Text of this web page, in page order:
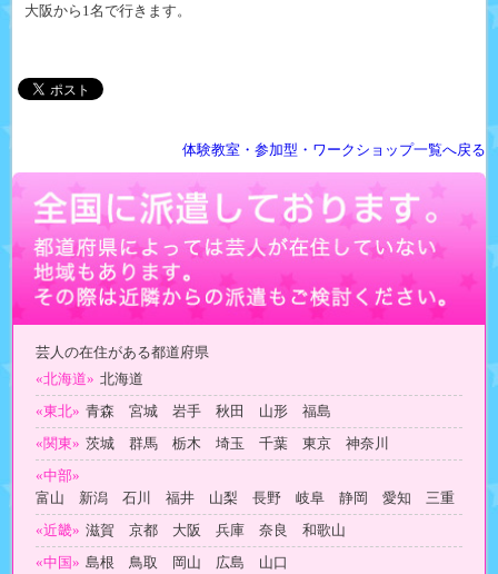
大阪から1名で行きます。
体験教室・参加型・ワークショップ一覧へ戻る
芸人の在住がある都道府県
«北海道» 北海道
«東北» 青森 宮城 岩手 秋田 山形 福島
«関東» 茨城 群馬 栃木 埼玉 千葉 東京 神奈川
«中部»
富山 新潟 石川 福井 山梨 長野 岐阜 静岡 愛知 三重
«近畿» 滋賀 京都 大阪 兵庫 奈良 和歌山
«中国» 島根 鳥取 岡山 広島 山口